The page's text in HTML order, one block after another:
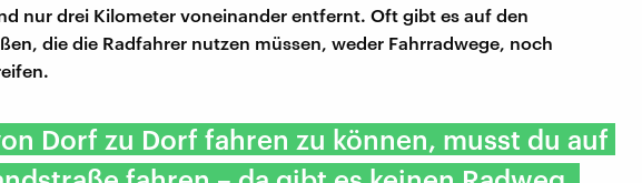
nur drei Kilometer voneinander entfernt. Oft gibt es auf den
die die Radfahrer nutzen müssen, weder Fahrradwege, noch
Dorf zu Dorf fahren zu können, musst du auf